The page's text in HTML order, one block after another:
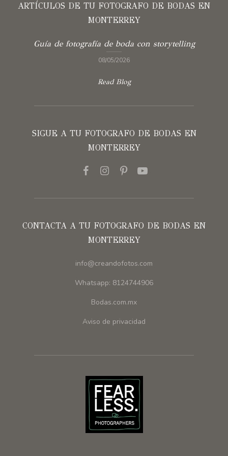
ARTÍCULOS DE TU FOTOGRAFO DE BODAS EN
MONTERREY
Guía de fotografía de boda con storytelling
08/05/2026
Read Blog
SIGUE A TU FOTOGRAFO DE BODAS EN
MONTERREY
CONTACTA A TU FOTOGRAFO DE BODAS EN
MONTERREY
info@creandofotos.com
Whatsapp: 8124744906
Bodas.com.mx
Aviso de privacidad